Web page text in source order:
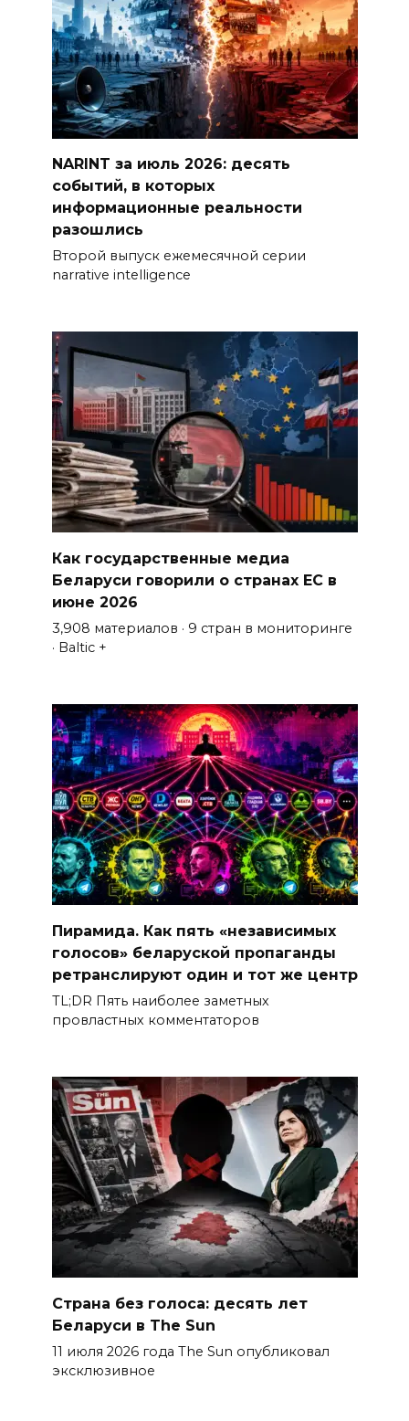
NARINT за июль 2026: десять
событий, в которых
информационные реальности
разошлись
Второй выпуск ежемесячной серии
narrative intelligence
Как государственные медиа
Беларуси говорили о странах ЕС в
июне 2026
3,908 материалов · 9 стран в мониторинге
· Baltic +
Пирамида. Как пять «независимых
голосов» беларуской пропаганды
ретранслируют один и тот же центр
TL;DR Пять наиболее заметных
провластных комментаторов
Страна без голоса: десять лет
Беларуси в The Sun
11 июля 2026 года The Sun опубликовал
эксклюзивное